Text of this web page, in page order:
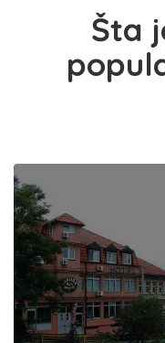
Šta